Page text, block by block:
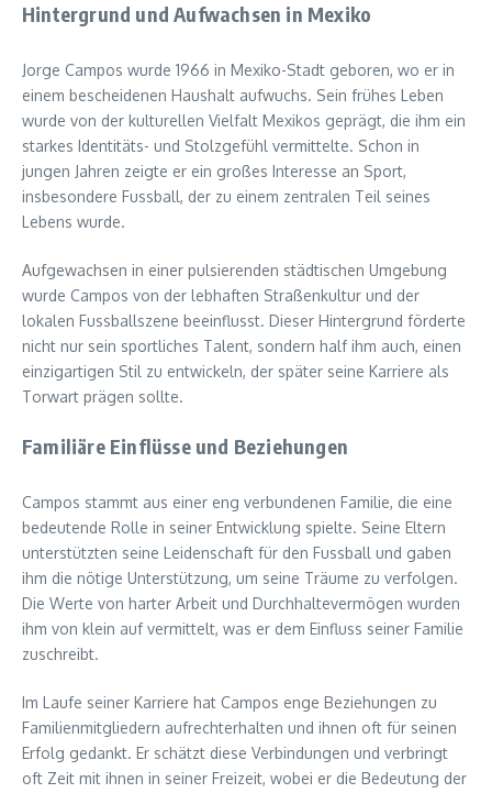
Hintergrund und Aufwachsen in Mexiko
Jorge Campos wurde 1966 in Mexiko-Stadt geboren, wo er in
einem bescheidenen Haushalt aufwuchs. Sein frühes Leben
wurde von der kulturellen Vielfalt Mexikos geprägt, die ihm ein
starkes Identitäts- und Stolzgefühl vermittelte. Schon in
jungen Jahren zeigte er ein großes Interesse an Sport,
insbesondere Fussball, der zu einem zentralen Teil seines
Lebens wurde.
Aufgewachsen in einer pulsierenden städtischen Umgebung
wurde Campos von der lebhaften Straßenkultur und der
lokalen Fussballszene beeinflusst. Dieser Hintergrund förderte
nicht nur sein sportliches Talent, sondern half ihm auch, einen
einzigartigen Stil zu entwickeln, der später seine Karriere als
Torwart prägen sollte.
Familiäre Einflüsse und Beziehungen
Campos stammt aus einer eng verbundenen Familie, die eine
bedeutende Rolle in seiner Entwicklung spielte. Seine Eltern
unterstützten seine Leidenschaft für den Fussball und gaben
ihm die nötige Unterstützung, um seine Träume zu verfolgen.
Die Werte von harter Arbeit und Durchhaltevermögen wurden
ihm von klein auf vermittelt, was er dem Einfluss seiner Familie
zuschreibt.
Im Laufe seiner Karriere hat Campos enge Beziehungen zu
Familienmitgliedern aufrechterhalten und ihnen oft für seinen
Erfolg gedankt. Er schätzt diese Verbindungen und verbringt
oft Zeit mit ihnen in seiner Freizeit, wobei er die Bedeutung der